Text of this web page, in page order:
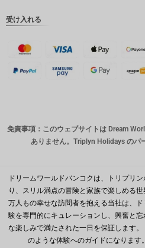
デンマー
ククロー
ネ
オースト
ラリアド
韓国ウォ
ン
人民元
台湾
受け入れる
免責事項：このウェブサイトは Dream
ありません。Triplyn Holidays のパ
ドリームワールドバンコクは、トリプリ
り、スリル満点の冒険と家族で楽しめる
万人もの幸せな訪問者を抱える当社は、
験を専門的にキュレーションし、興奮と
な楽しみで満たされた一日を保証します
のような体験へのガイドになります